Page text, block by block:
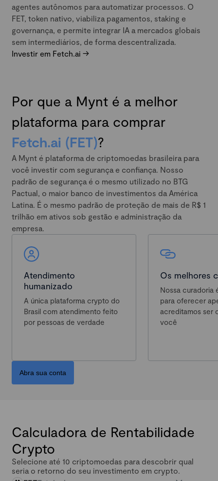
agentes autônomos para automatizar processos. O
FET, token nativo, viabiliza pagamentos, staking e
governança, e permite integrar IA a mercados globais
sem intermediários, de forma descentralizada.
Investir em Fetch.ai ->
Por que a Mynt é a melhor
plataforma para comprar
Fetch.ai (FET)?
A Mynt é plataforma de criptomoedas brasileira para
você investir com segurança e confiança. Nosso
padrão de segurança é o mesmo utilizado no BTG
Pactual, o maior banco de investimentos da América
Latina. É o mesmo padrão de proteção de mais de R$ 1
trilhão em ativos sob gestão e administração da
empresa.
Atendimento
humanizado
A única plataforma crypto do
Brasil com atendimento feito
por pessoas de verdade
Os melhores
Nossa curadoria
para oferecer
acreditamos ser
você
Abra sua conta
Calculadora de Rentabilidade
Crypto
Selecione até 10 criptomoedas para descobrir qual
seria o retorno do seu investimento em crypto.